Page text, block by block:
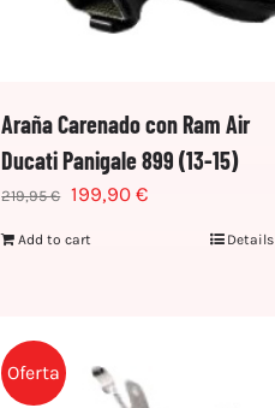
Araña Carenado con Ram Air
Ducati Panigale 899 (13-15)
219,95€ 199,90€
Add to cart Details
Oferta